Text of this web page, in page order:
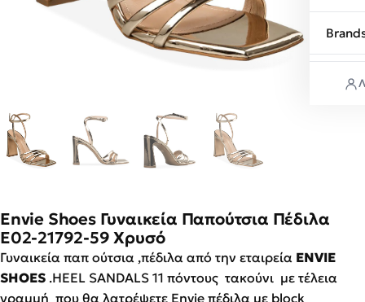
Envie Shoes Γυναικεία Παπούτσια Πέδιλα
E02-21792-59 Χρυσό
Γυναικεία παπ ούτσια ,πέδιλα από την εταιρεία ENVIE
SHOES .HEEL SANDALS 11 πόντους τακούνι με τέλεια
γραμμή που θα λατρέψετε Envie πέδιλα με block